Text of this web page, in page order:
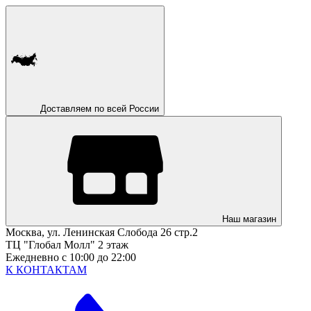
Доставляем по всей России
Наш магазин
Москва, ул. Ленинская Слобода 26 стр.2
ТЦ "Глобал Молл" 2 этаж
Ежедневно с 10:00 до 22:00
К КОНТАКТАМ